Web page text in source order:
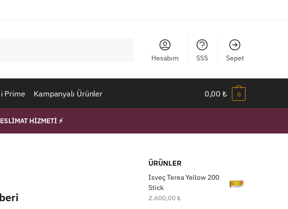
Hesabım SSS Sepet
Prime Kampanyalı Ürünler 0,00₺ 0
HİZMETİ ⚡
ÜRÜNLER
İsveç Terea Yellow 200
Stick
2.600,00₺